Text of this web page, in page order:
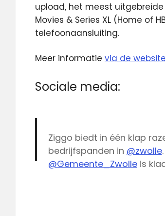
upload, het meest
Movies & Series XL (Home of
telefoonaansluiting.
Meer informatie via de
Sociale media:
Ziggo biedt in één klap
bedrijfspanden in @zwolle
@Gemeente_Zwolleis
@VodafoneZiggo